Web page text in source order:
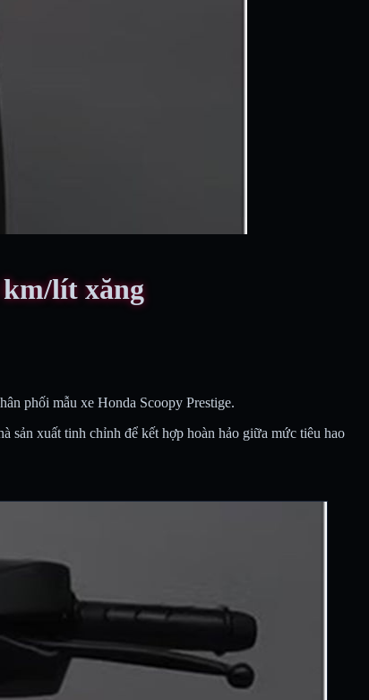
km/lít xăng
phối mẫu xe Honda Scoopy Prestige.
sản xuất tinh chỉnh để kết hợp hoàn hảo giữa mức tiêu hao